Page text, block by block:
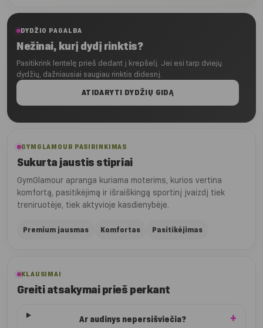
DYDŽIO PAGALBA
Nežinai, kurį dydį rinktis?
Pasitikrink lentelę prieš dedant į krepšelį. Jei esi tarp dviejų
dydžių, dažniausiai saugiau rinktis didesnį.
ATIDARYTI DYDŽIŲ GIDĄ
GYMGLAMOUR PASIRINKIMAS
Sukurta jaustis stipriai
GymGlamour apranga kuriama moterims, kurios vertina
komfortą, pasitikėjimą ir išraiškingą sportinį įvaizdį tiek
treniruotėje, tiek aktyvioje kasdienybėje.
Premium jausmas Komfortas Pasitikėjimas
KLAUSIMAI
Greiti atsakymai prieš perkant
Ar audinys nepersišviečia?